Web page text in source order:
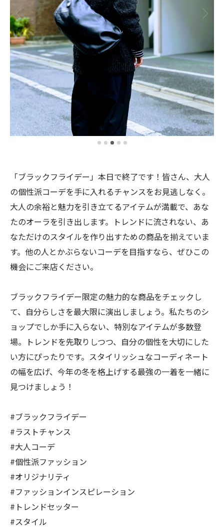
「ブラックフライデー」本日で終了です！皆さん、大人
の個性派コーデを手に入れるチャンスをお見逃しなく。
大人の余裕と魅力を引き立てるアイテムが満載で、あな
たのオーラを引き出します。トレンドに流されない、あ
なただけのスタイルを作り出すための商品を揃えていま
す。他の人とかぶらないコーデを目指すなら、ぜひこの
機会にご来店ください。
ブラックフライデー限定の魅力的な商品をチェックし
て、自分らしさを最大限に演出しましょう。私たちのシ
ョップでしか手に入らない、特別なアイテムが多数登
場。トレンドを先取りしつつ、自分の個性を大切にした
い方にぴったりです。スタイリッシュなコーディネート
の幅を広げ、今年の冬を格上げする最強の一着を一緒に
見つけましょう！
#ブラックフライデー
#ラストチャンス
#大人コーデ
#個性派ファッション
#オリジナリティ
#ファッションインスピレーション
#トレンドセッター
#スタイル